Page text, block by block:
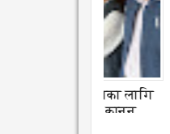
01
अडान
दिवसमा